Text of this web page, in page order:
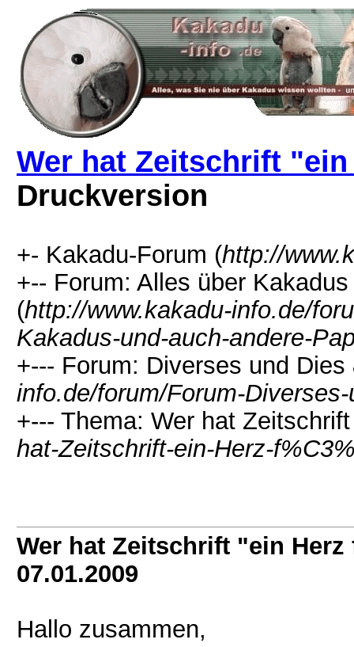
Wer hat Zeitschrift
Druckversion
+- Kakadu-Forum (http://
+-- Forum: Alles über
(http://www.kakadu-info.de/
Kakadus-und-auch-andere-
+--- Forum: Diverses und Dies
info.de/forum/Forum-
+--- Thema: Wer hat
hat-Zeitschrift-ein-Herz-
Wer hat Zeitschrift "ein Herz
07.01.2009
Hallo zusammen,